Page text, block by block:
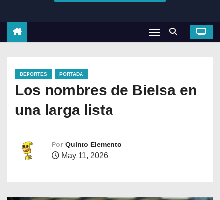
DEPORTES PORTADA
Los nombres de Bielsa en
una larga lista
Por Quinto Elemento
May 11, 2026